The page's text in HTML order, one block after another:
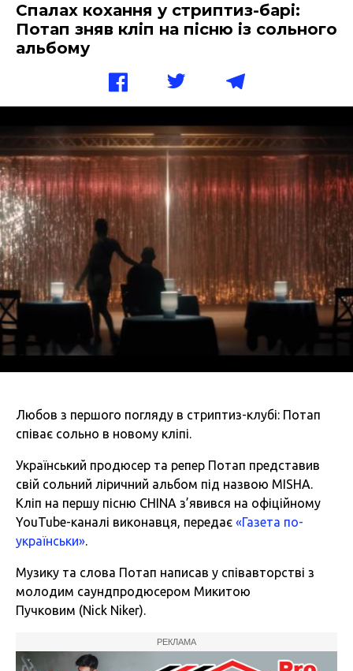
Спалах кохання у стриптиз-барі:
Потап зняв кліп на пісню із сольного
альбому
Любов з першого погляду в стриптиз-клубі: Потап
співає сольно в новому кліпі.
Український продюсер та репер Потап представив
свій сольний ліричний альбом під назвою MISHA.
Кліп на першу пісню CHINA з’явився на офіційному
YouTube-каналі виконавця, передає «Газета по-
українськи».
Музику та слова Потап написав у співавторстві з
молодим саундпродюсером Микитою
Пучковим (Nick Niker).
РЕКЛАМА